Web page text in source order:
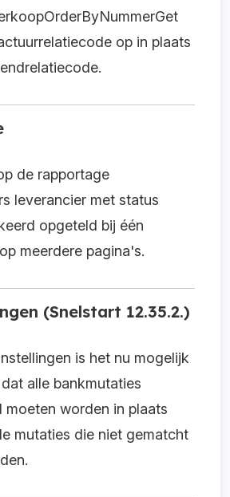
op in plaats
de rapportage
leverancier met status
opgeteld bij één
meerdere pagina's.
(Snelstart 12.35.2.)
is het nu mogelijk
alle bankmutaties
moeten worden in plaats
mutaties die niet gematcht